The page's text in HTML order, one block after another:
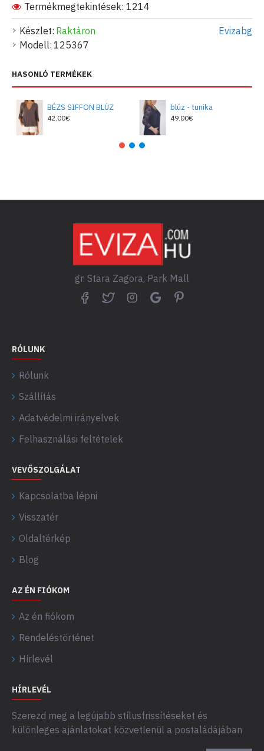
Készlet: Raktáron
Modell: 125367
Evizabg
Termékmegtekintések: 1214
HASONLÓ TERMÉKEK
BÉZS SIFFON BLÚZ
42.00€
blúz - tunika
49.00€
gr. Stara Zagora, Park Mall
RÓLUNK
Rólunk
Szállítás
Adatvédelmi irányelvek
Felhasználási feltételek
VEVŐSZOLGÁLAT
Kapcsolatba lépni
Visszatér
Oldaltérkép
Blog
AZ ÉN FIÓKOM
Az én fiókom
Rendeléstörténet
Hírlevél
HÍRLEVÉL
Szerezd meg a legújabb stílusfrissítéseket és
különleges ajánlatokat közvetlenül a postaládájában